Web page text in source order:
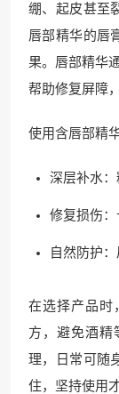
绷、起皮甚至
唇部精华的唇
果。唇部精华
帮助修复屏障
使用含唇部精
深层补水：
修复损伤：
自然防护
在选择产品时
方，避免酒精
理，日常可随
住，坚持使用